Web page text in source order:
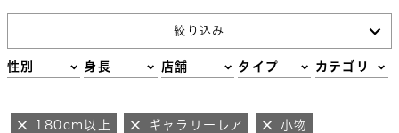
絞り込み
性別 身長 店舗 タイプ カテゴリ
180cm以上 ギャラリーレア 小物